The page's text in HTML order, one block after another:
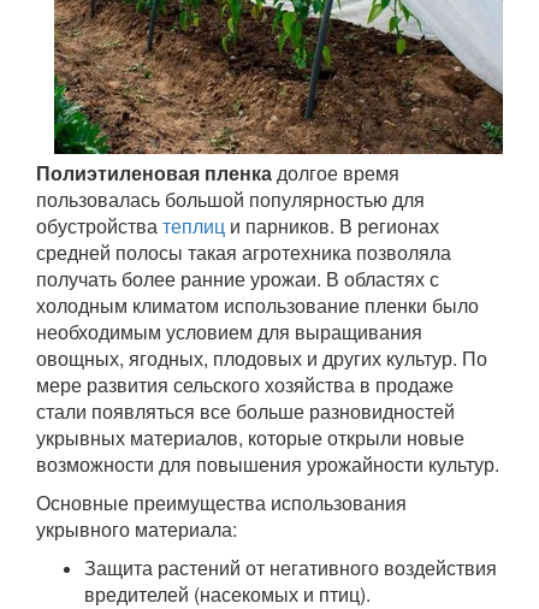
Полиэтиленовая пленкадолгое время
пользовалась большой популярностью для
обустройстватеплиц и парников. В регионах
средней полосы такая агротехника позволяла
получать более ранние урожаи. В областях с
холодным климатом использование пленки было
необходимым условием для выращивания
овощных, ягодных, плодовых и других культур. По
мере развития сельского хозяйства в продаже
стали появляться все больше разновидностей
укрывных материалов, которые открыли новые
возможности для повышения урожайности культур.
Основные преимущества использования
укрывного материала:
Защита растений от негативного воздействия
вредителей (насекомых и птиц).